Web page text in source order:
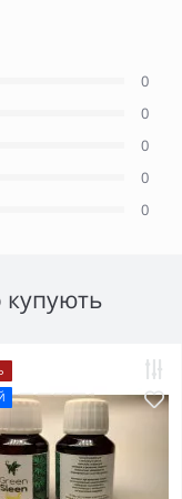
0
0
0
0
0
купують